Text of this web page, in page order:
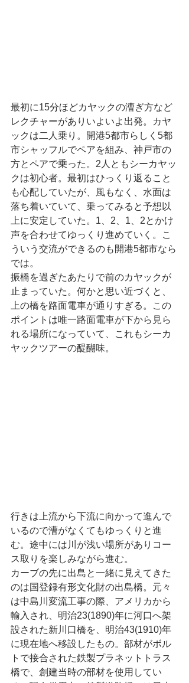
最初に15分ほどカヤックの漕ぎ方など
レクチャーがありいよいよ出発。カヤ
ックは二人乗り。開港5都市らしく5都
市シャッフルでペアを組み、神戸市の
方とペアで乗った。2人ともシーカヤッ
クは初心者。最初はひっくり返ること
も心配していたが、風もなく、水面は
落ち着いていて、乗ってみると予想以
上に安定していた。1、2、1、2とかけ
声を合わせてゆっくり進めていく。こ
ういう交流ができるのも開港5都市なら
では。
振橋を過ぎたあたりで前のカヤックが
止まっていた。何かと思い近づくと、
上の橋を路面電車が通りすぎる。この
ポイントは唯一路面電車が下から見ら
れる場所になっていて、これもシーカ
ヤックツアーの醍醐味。
行きは上流から下流に向かって進んで
いるので漕がなくてもゆっくりと進
む。途中には川が浅い場所がありコー
ス取りを楽しみながら進む。
カーブの先に出島と一緒に見えてきた
のは国登録有形文化財の出島橋。元々
は中島川変流工事の際、アメリカから
輸入され、明治23(1890)年に河口へ架
設された新川口橋を、明治43(1910)年
に現在地へ移設したもの。部材がボル
トで接合された鉄製プラネットトラス
橋で、創建当時の部材を使用してい